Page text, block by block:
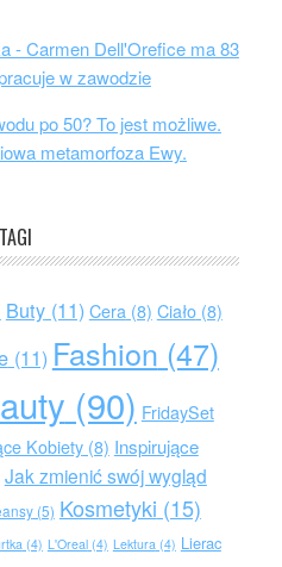
- Carmen Dell'Orefice ma 83
w zawodzie
po 50? To jest możliwe.
metamorfoza Ewy.
TAGI
Buty(11) Cera(8) Ciało(8)
(11) Fashion (47)
(90) FridaySet
Kobiety(8) Inspirujące
Jak zmienić swój wygląd
(5) Kosmetyki (15)
(4) L'Oreal(4) Lektura(4) Lierac